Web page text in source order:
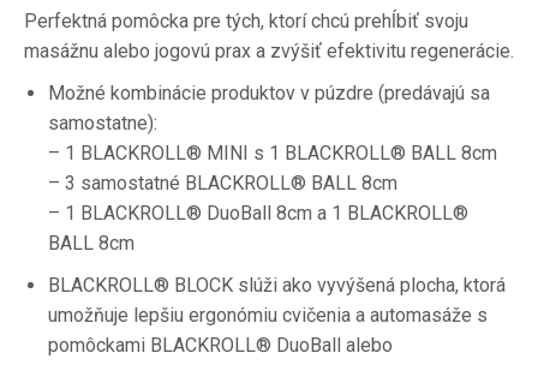
Perfektná pomôcka pre tých, ktorí chcú prehĺbiť svoju
masážnu alebo jogovú prax a zvýšiť efektivitu regenerácie.
Možné kombinácie produktov v púzdre (predávajú sa
samostatne):
– 1 BLACKROLL® MINI s 1 BLACKROLL® BALL 8cm
– 3 samostatné BLACKROLL® BALL 8cm
– 1 BLACKROLL® DuoBall 8cm a 1 BLACKROLL®
BALL 8cm
BLACKROLL® BLOCK slúži ako vyvýšená plocha, ktorá
umožňuje lepšiu ergonómiu cvičenia a automasáže s
pomôckami BLACKROLL® DuoBall alebo